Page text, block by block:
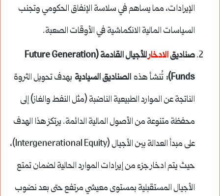
الإيرادات، مما يساهم في سلاسة الإنفاق الحكومي وتجنب
السياسات المالية الانكماشية في الأوقات الصعبة.
صناديقالادخار
للأجيال القادمة (Future Generation
Funds): تُنشأ هذه الصناديق السيادية بهدف تحويل الثروة
الناتجة عن الموارد الطبيعية الناضبة (مثل النفط والغاز) إلى
محفظة متنوعة من الأصول المالية الدائمة. يرتكز هذا الهدف
على مبدأ العدالة بين الأجيال (Intergenerational Equity)،
حيث يتم ادخار جزء من إيرادات الموارد الحالية لضمان تمتع
الأجيال المستقبلية بمستوى معيشي مرتفع حتى بعد نضوب